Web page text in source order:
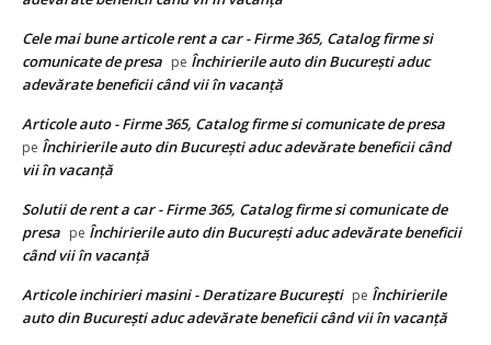
Cele mai bune articole rent a car - Firme 365, Catalog firme si
comunicate de presa pe Închirierile auto din București aduc
adevărate beneficii când vii în vacanță
Articole auto - Firme 365, Catalog firme si comunicate de presa
pe Închirierile auto din București aduc adevărate beneficii când
vii în vacanță
Solutii de rent a car - Firme 365, Catalog firme si comunicate de
presa pe Închirierile auto din București aduc adevărate beneficii
când vii în vacanță
Articole inchirieri masini - Deratizare București pe Închirierile
auto din București aduc adevărate beneficii când vii în vacanță